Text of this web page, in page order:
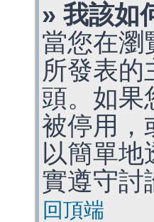
» 我該如
當您在瀏
所發表的
頭。如果
被停用，
以簡單地
實遵守討
回頂端